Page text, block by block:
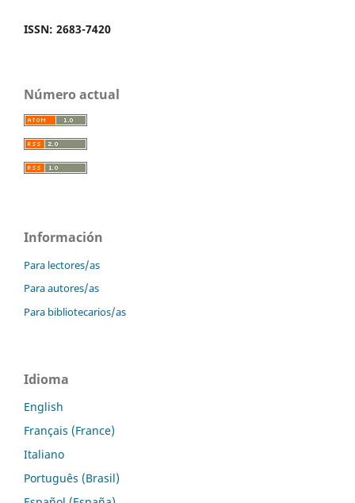
ISSN: 2683-7420
Número actual
Información
Para lectores/as
Para autores/as
Para bibliotecarios/as
Idioma
English
Français (France)
Italiano
Português (Brasil)